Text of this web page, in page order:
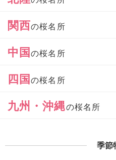
関西の桜名所
中国の桜名所
四国の桜名所
九州・沖縄の桜名所
季節